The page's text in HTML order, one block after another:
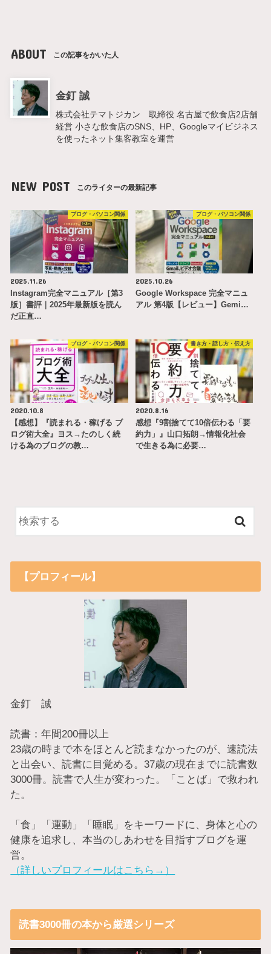
ABOUT この記事をかいた人
金釘 誠
株式会社テマトジカン 取締役 名古屋で飲食店2店舗
経営 小さな飲食店のSNS、HP、Googleマイビジネス
を使ったネット集客教室を運営
NEW POST このライターの最新記事
ブログ・パソコン関係
2025.11.26
Instagram完全マニュアル［第3
版］書評｜2025年最新版を読ん
だ正直…
ブログ・パソコン関係
2025.10.26
Google Workspace 完全マニュ
アル 第4版【レビュー】Gemi…
ブログ・パソコン関係
2020.10.8
【感想】『読まれる・稼げる ブ
ログ術大全』ヨス→たのしく続
ける為のブログの教…
書き方・話し方・伝え方
2020.8.16
感想『9割捨てて10倍伝わる「要
約力」』山口拓朗→情報化社会
で生きる為に必要…
【プロフィール】
金釘 誠
読書：年間200冊以上
23歳の時まで本をほとんど読まなかったのが、速読法
と出会い、読書に目覚める。37歳の現在までに読書数
3000冊。読書で人生が変わった。「ことば」で救われ
た。
「食」「運動」「睡眠」をキーワードに、身体と心の
健康を追求し、本当のしあわせを目指すブログを運
営。
（詳しいプロフィールはこちら→）
読書3000冊の本から厳選シリーズ